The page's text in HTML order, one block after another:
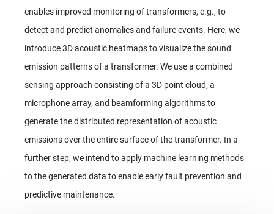
enables improved monitoring of transformers, e.g., to
detect and predict anomalies and failure events. Here, we
introduce 3D acoustic heatmaps to visualize the sound
emission patterns of a transformer. We use a combined
sensing approach consisting of a 3D point cloud, a
microphone array, and beamforming algorithms to
generate the distributed representation of acoustic
emissions over the entire surface of the transformer. In a
further step, we intend to apply machine learning methods
to the generated data to enable early fault prevention and
predictive maintenance.